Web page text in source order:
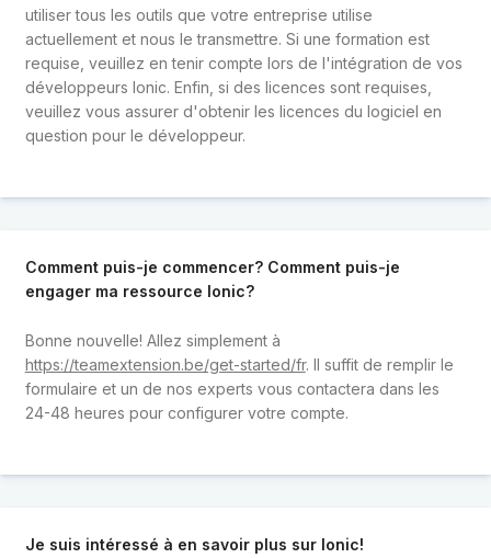
utiliser tous les outils que votre entreprise utilise
actuellement et nous le transmettre. Si une formation est
requise, veuillez en tenir compte lors de l'intégration de vos
développeurs Ionic. Enfin, si des licences sont requises,
veuillez vous assurer d'obtenir les licences du logiciel en
question pour le développeur.
Comment puis-je commencer? Comment puis-je
engager ma ressource Ionic?
Bonne nouvelle! Allez simplement à
https://teamextension.be/get-started/fr. Il suffit de remplir le
formulaire et un de nos experts vous contactera dans les
24-48 heures pour configurer votre compte.
Je suis intéressé à en savoir plus sur Ionic!